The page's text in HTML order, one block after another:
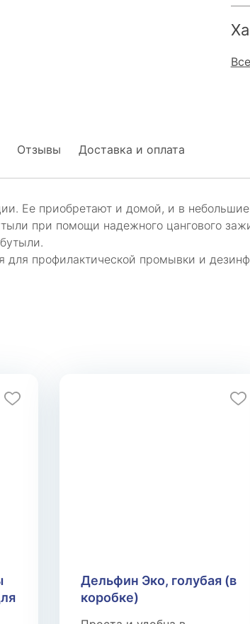
Отзывы Доставка и оплата
Ее приобретают и домой, и в
при помощи надежного цангового
для профилактической промывки и
Дельфин Эко, голубая (в
коробке)